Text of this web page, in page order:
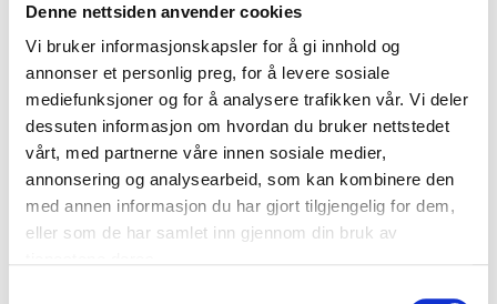
Denne nettsiden anvender cookies
Vi bruker informasjonskapsler for å gi innhold og
annonser et personlig preg, for å levere sosiale
mediefunksjoner og for å analysere trafikken vår. Vi deler
dessuten informasjon om hvordan du bruker nettstedet
vårt, med partnerne våre innen sosiale medier,
annonsering og analysearbeid, som kan kombinere den
med annen informasjon du har gjort tilgjengelig for dem,
eller som de har samlet inn gjennom din bruk av
0 PRODUCTS